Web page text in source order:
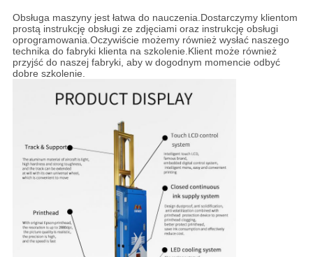
Obsługa maszyny jest łatwa do nauczenia.Dostarczymy klientom
prostą instrukcję obsługi ze zdjęciami oraz instrukcję obsługi
oprogramowania.Oczywiście możemy również wysłać naszego
technika do fabryki klienta na szkolenie.Klient może również
przyjść do naszej fabryki, aby w dogodnym momencie odbyć
dobre szkolenie.